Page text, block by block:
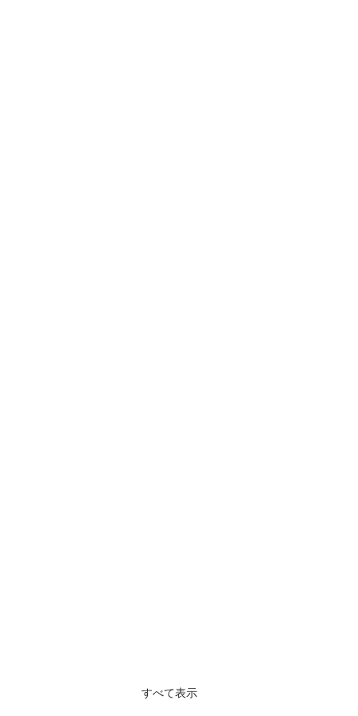
すべて表示